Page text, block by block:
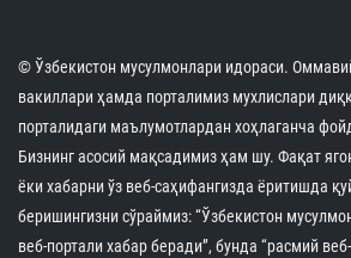
© Ўзбекистон мусулмонлари идораси.
вакиллари ҳамда порталимиз мухлислари
порталидаги маълумотлардан хоҳлаганча
Бизнинг асосий мақсадимиз ҳам шу. Фақат
ёки хабарни ўз веб-саҳифангизда ёритишда
беришингизни сўраймиз: “Ўзбекистон
веб-портали хабар беради”, бунда “расмий веб-